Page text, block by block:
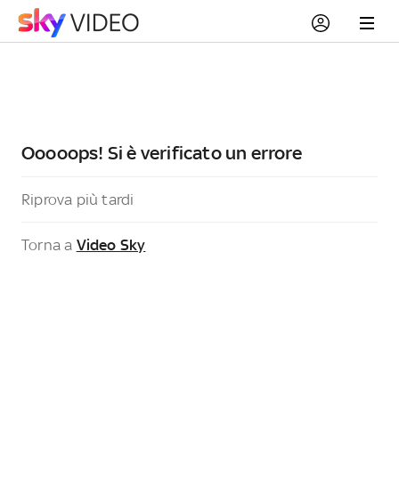
Ooooops! Si è verificato un errore
Riprova più tardi
Torna a Video Sky